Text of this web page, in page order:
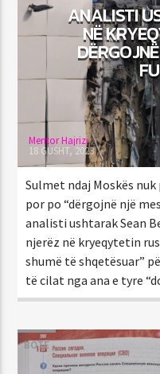
ANALISTI
NË
Mentor Hajrizi
18 GUSHT, 2023
Sulmet ndaj Moskës
por po “dërgojnë një
analisti ushtarak Sean
njerëz në kryeqytetin
shumë të shqetësuar”
të cilat nga ana e tyre
BOTË